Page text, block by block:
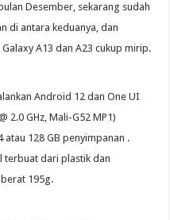
Desember, sekarang sudah
di antara keduanya, dan
A13 dan A23 cukup mirip.
Android 12 dan One UI
2.0 GHz, Mali-G52 MP1)
atau 128 GB penyimpanan .
terbuat dari plastik dan
195g.